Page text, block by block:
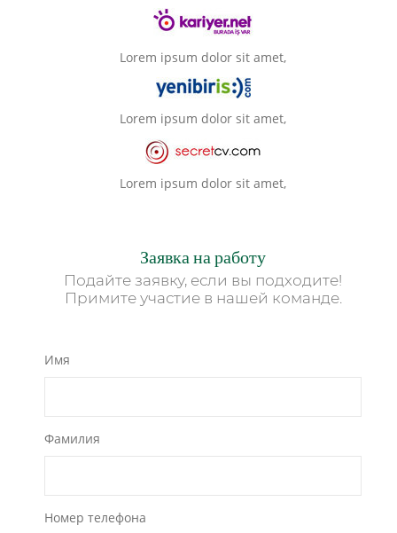
Lorem ipsum dolor sit amet,
Lorem ipsum dolor sit amet,
Lorem ipsum dolor sit amet,
Заявка на работу
Подайте заявку, если вы подходите!
Примите участие в нашей команде.
Имя
Фамилия
Номер телефона